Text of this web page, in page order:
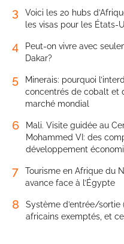
3
Voici les 20 hubs
les visas pour les États-
4
Peut-on vivre avec
Dakar?
5
Minerais: pourquoi
concentrés de cobalt et
marché mondial
6
Mali. Visite guidée au
Mohammed VI: des
développement
7
Tourisme en Afrique du
avance face à l’Égypte
8
Système d’entrée/sortie
africains exemptés, et